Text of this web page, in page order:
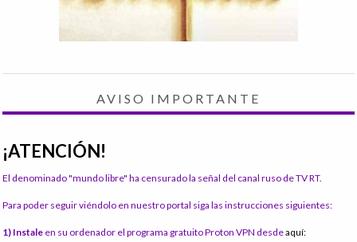
AVISO IMPORTANTE
¡ATENCIÓN!
El denominado "mundo libre" ha censurado la señal del canal ruso de TV RT.
Para poder seguir viéndolo en nuestro portal siga las instrucciones siguientes:
1) Instale en su ordenador el programa gratuito Proton VPN desdeaquí: